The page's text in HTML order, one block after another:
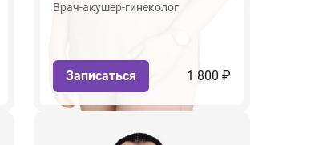
Врач-акушер-гинеколог
Записаться 1 800 ₽